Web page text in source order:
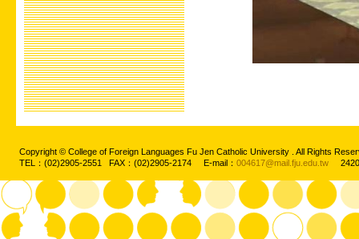
Copyright © College of Foreign Languages Fu Jen Catholic University . All Rights
TEL：(02)2905-2551 FAX：(02)2905-2174 E-mail： 004617@mail.fju.edu.tw